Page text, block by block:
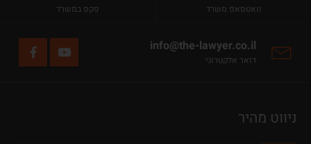
וואטסאפ משרד פקס במשרד
info@the-lawyer.co.il
דואר אלקטרוני
ניווט מהיר